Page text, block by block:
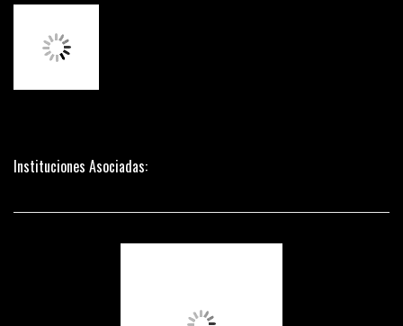
Instituciones Asociadas: